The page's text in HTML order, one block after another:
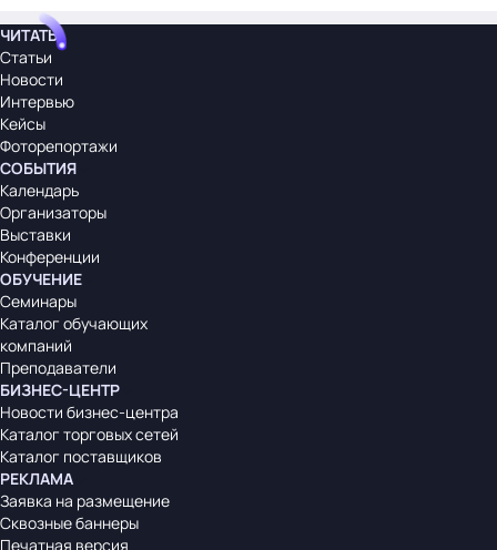
ЧИТАТЬ
Статьи
Новости
Интервью
Кейсы
Фоторепортажи
СОБЫТИЯ
Календарь
Организаторы
Выставки
Конференции
ОБУЧЕНИЕ
Семинары
Каталог обучающих
компаний
Преподаватели
БИЗНЕС-ЦЕНТР
Новости бизнес-центра
Каталог торговых сетей
Каталог поставщиков
РЕКЛАМА
Заявка на размещение
Сквозные баннеры
Печатная версия